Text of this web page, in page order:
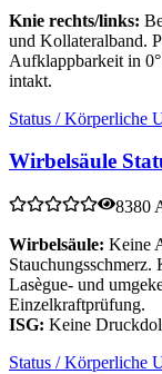
Knie rechts/links:
und Kollateralband.
Aufklappbarkeit in
intakt.
Status / Körperliche
Wirbelsäule
8380
Wirbelsäule: Keine
Lasègue- und
Einzelkraftprüfung.
ISG: Keine
Status / Körperliche